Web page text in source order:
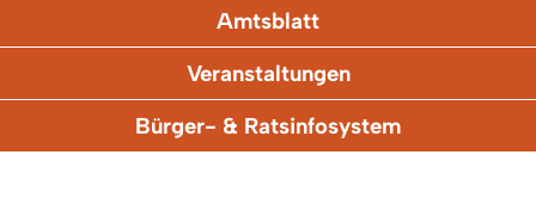
Amtsblatt
Veranstaltungen
Bürger- & Ratsinfosystem